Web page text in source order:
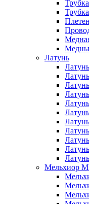
Латунь
Мельхиор